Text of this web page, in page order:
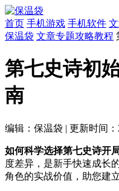
首页 手机游戏 手机软件
保温袋 文章专题攻略教程
第七史诗初
南
编辑：保温袋 | 更新时间：
如何科学选择第七史诗开
度差异，是新手快速成长
角色的实战价值，助您建